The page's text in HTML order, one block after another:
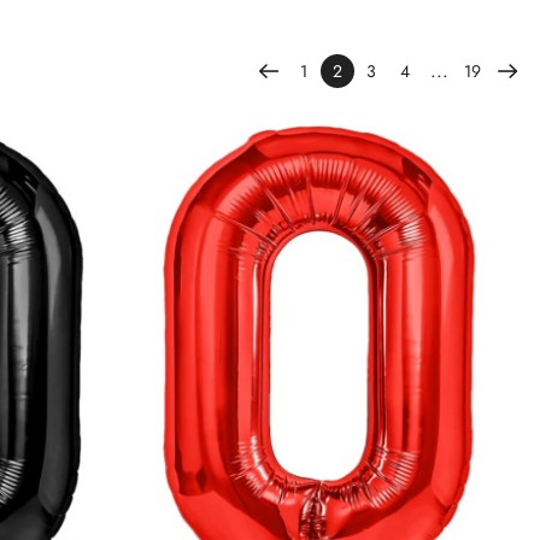
1 2 3 4 ... 19